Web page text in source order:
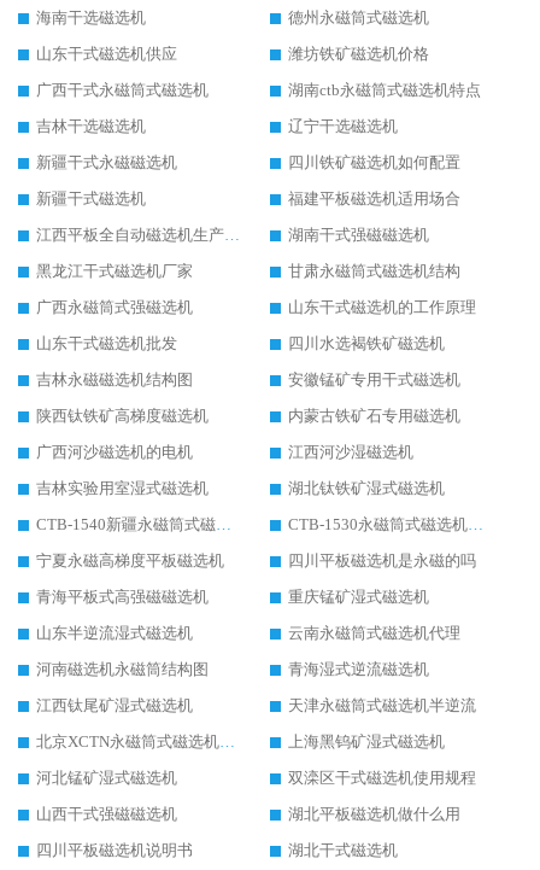
海南干选磁选机
德州永磁筒式磁选机
山东干式磁选机供应
潍坊铁矿磁选机价格
广西干式永磁筒式磁选机
湖南ctb永磁筒式磁选机特点
吉林干选磁选机
辽宁干选磁选机
新疆干式永磁磁选机
四川铁矿磁选机如何配置
新疆干式磁选机
福建平板磁选机适用场合
江西平板全自动磁选机生产厂家
湖南干式强磁磁选机
黑龙江干式磁选机厂家
甘肃永磁筒式磁选机结构
广西永磁筒式强磁选机
山东干式磁选机的工作原理
山东干式磁选机批发
四川水选褐铁矿磁选机
吉林永磁磁选机结构图
安徽锰矿专用干式磁选机
陕西钛铁矿高梯度磁选机
内蒙古铁矿石专用磁选机
广西河沙磁选机的电机
江西河沙湿磁选机
吉林实验用室湿式磁选机
湖北钛铁矿湿式磁选机
CTB-1540新疆永磁筒式磁选机
CTB-1530永磁筒式磁选机代理商
宁夏永磁高梯度平板磁选机
四川平板磁选机是永磁的吗
青海平板式高强磁磁选机
重庆锰矿湿式磁选机
山东半逆流湿式磁选机
云南永磁筒式磁选机代理
河南磁选机永磁筒结构图
青海湿式逆流磁选机
江西钛尾矿湿式磁选机
天津永磁筒式磁选机半逆流
北京XCTN永磁筒式磁选机磁块位置
上海黑钨矿湿式磁选机
河北锰矿湿式磁选机
双滦区干式磁选机使用规程
山西干式强磁磁选机
湖北平板磁选机做什么用
四川平板磁选机说明书
湖北干式磁选机